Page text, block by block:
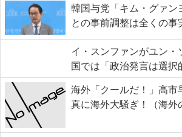
韓国与党「キム・グァン
との事前調整は全くの事
イ・スンファンがユン
国では「政治発言は選択
海外「クールだ！」高市
真に海外大騒ぎ！（海外